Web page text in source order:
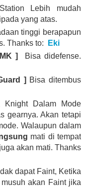
Lebih mudah
yang atas.
tinggi berapapun
Thanks to:
Eki
]
Bisa didefense.
] Bisa ditembus
Dalam Mode
gearnya. Akan tetapi
Walaupun dalam
mati di tempat
akan mati. Thanks
dapat Faint, Ketika
akan Faint jika